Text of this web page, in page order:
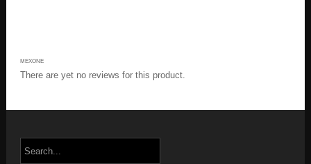
MEXONE
There are yet no reviews for this product.